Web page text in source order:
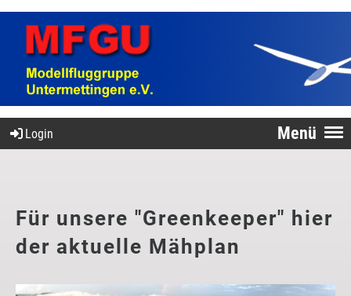
Menü
Login
Für unsere "Greenkeeper" hier
der aktuelle Mähplan